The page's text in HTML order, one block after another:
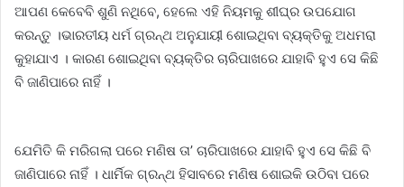
ଆପଣ କେବେବି ଶୁଣି ନଥିବେ, ହେଲେ ଏହି ନିୟମକୁ ଶୀଘ୍ର ଉପଯୋଗ
କରନ୍ତୁ ।ଭାରତୀୟ ଧର୍ମ ଗ୍ରନ୍ଥ ଅନୁଯାୟୀ ଶୋଇଥିବା ବ୍ୟକ୍ତିକୁ ଅଧମରା
କୁହାଯାଏ । କାରଣ ଶୋଇଥିବା ବ୍ୟକ୍ତିର ଚାରିପାଖରେ ଯାହାବି ହୁଏ ସେ କିଛି
ବି ଜାଣିପାରେ ନାହିଁ ।
ଯେମିତି କି ମରିଗଲା ପରେ ମଣିଷ ତା’ ଚାରିପାଖରେ ଯାହାବି ହୁଏ ସେ କିଛି ବି
ଜାଣିପାରେ ନାହିଁ । ଧାର୍ମିକ ଗ୍ରନ୍ଥ ହିସାବରେ ମଣିଷ ଶୋଇକି ଉଠିବା ପରେ